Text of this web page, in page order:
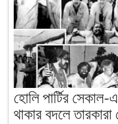
হোলি পার্টির
থাকার বদলে